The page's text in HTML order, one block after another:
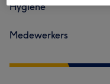
Hygiëne
Medewerkers